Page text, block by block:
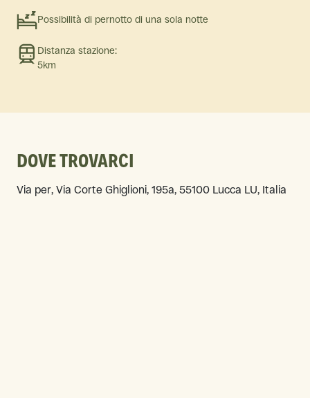
Possibilità di pernotto di una sola notte
Distanza stazione:
5km
DOVE TROVARCI
Via per, Via Corte Ghiglioni, 195a, 55100 Lucca LU, Italia